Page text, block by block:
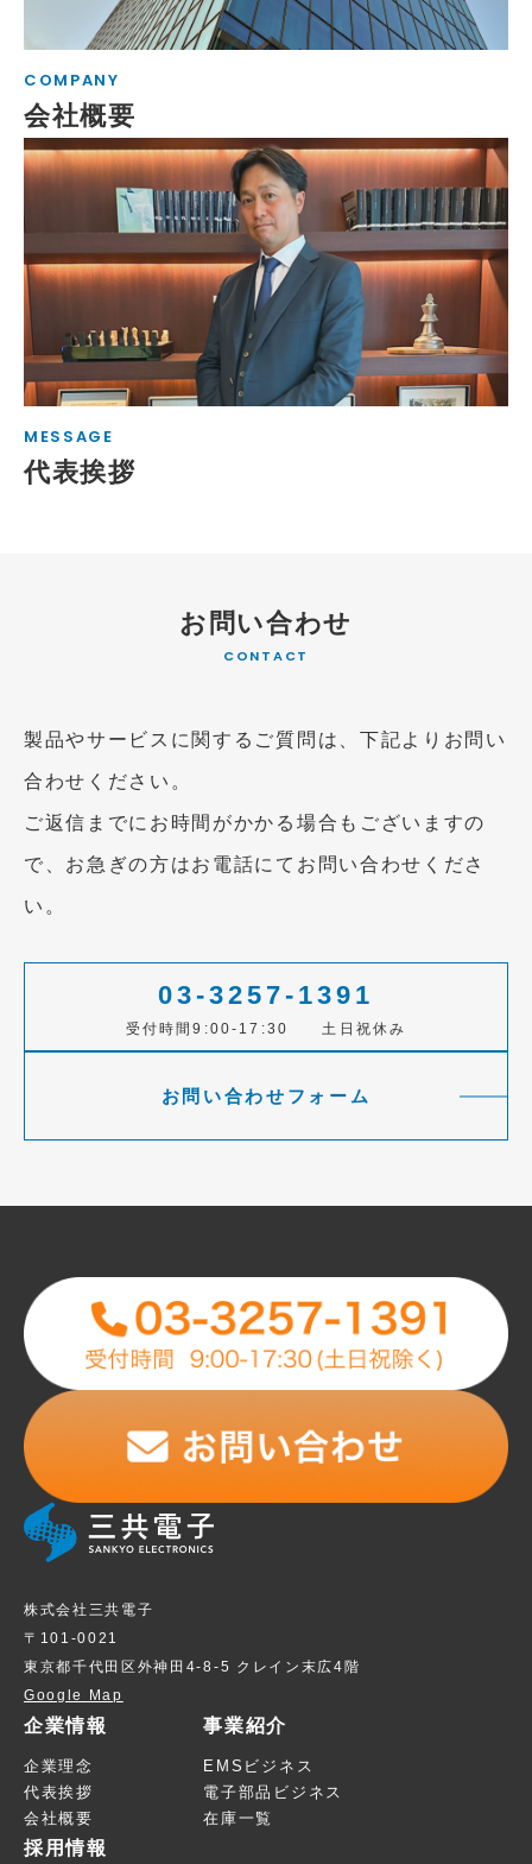
COMPANY
会社概要
MESSAGE
代表挨拶
お問い合わせ
CONTACT
製品やサービスに関するご質問は、下記よりお問い
合わせください。
ご返信までにお時間がかかる場合もございますの
で、お急ぎの方はお電話にてお問い合わせくださ
い。
03-3257-1391
受付時間9:00-17:30 土日祝休み
お問い合わせフォーム
株式会社三共電子
〒101-0021
東京都千代田区外神田4-8-5 クレイン末広4階
Google Map
企業情報
企業理念
代表挨拶
会社概要
事業紹介
EMSビジネス
電子部品ビジネス
在庫一覧
採用情報